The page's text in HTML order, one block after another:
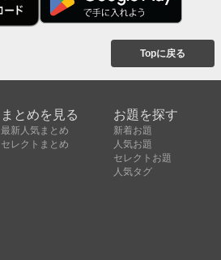
Topに戻る
まとめを見る
最新人気まとめ
セレクトまとめ
お題を探す
新着お題
人気お題
セレクトお題
人気タグ